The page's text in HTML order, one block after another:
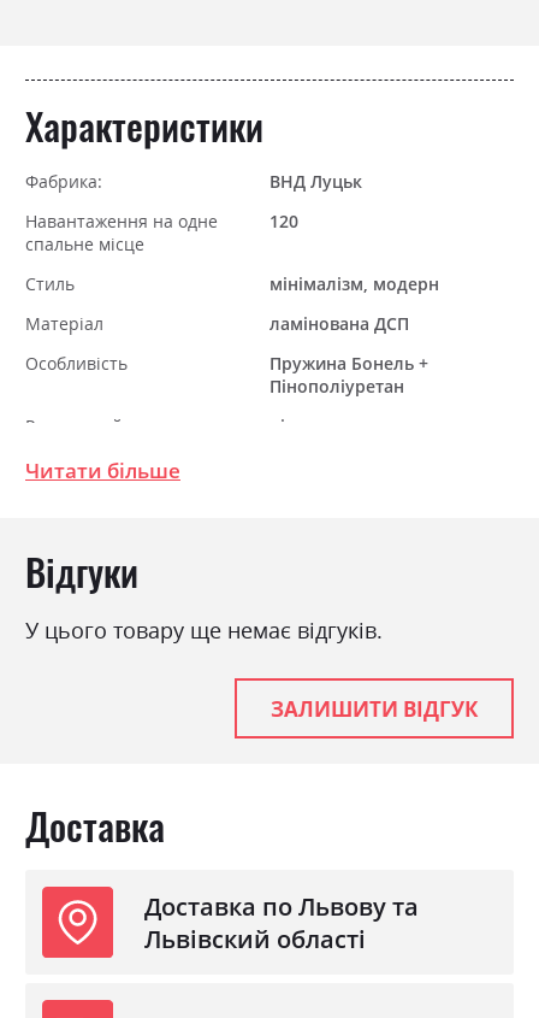
Характеристики
Фабрика:
ВНД Луцьк
Навантаження на одне
спальне місце
120
Стиль
мінімалізм, модерн
Матеріал
ламінована ДСП
Особливість
Пружина Бонель +
Пінополіуретан
Розкладний
ні
Ніша для білизни
Читати більше
Відгуки
У цього товару ще немає відгуків.
ЗАЛИШИТИ ВІДГУК
Доставка
Доставка по Львову та
Львівский області